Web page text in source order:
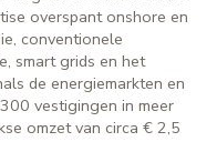
overspant onshore en
conventionele
smart grids en het
de energiemarkten en
vestigingen in meer
omzet van circa € 2,5